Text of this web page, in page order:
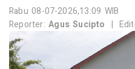
Rabu 08-07-2026,13:09 WIB
Reporter:Agus Sucipto |